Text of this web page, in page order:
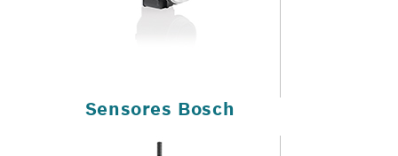
Sensores Bosch